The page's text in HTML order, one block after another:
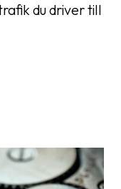
du driver till